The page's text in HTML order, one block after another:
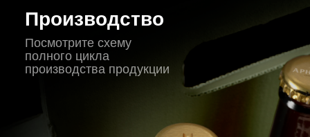
Производство
Посмотрите схему
полного цикла
производства продукции